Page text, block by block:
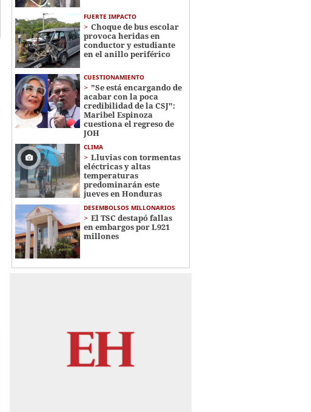
FUERTE IMPACTO
Choque de bus escolar
provoca heridas en
conductor y estudiante
en el anillo periférico
CUESTIONAMIENTO
"Se está encargando de
acabar con la poca
credibilidad de la CSJ":
Maribel Espinoza
cuestiona el regreso de
JOH
CLIMA
Lluvias con tormentas
eléctricas y altas
temperaturas
predominarán este
jueves en Honduras
DESEMBOLSOS MILLONARIOS
El TSC destapó fallas
en embargos por L921
millones